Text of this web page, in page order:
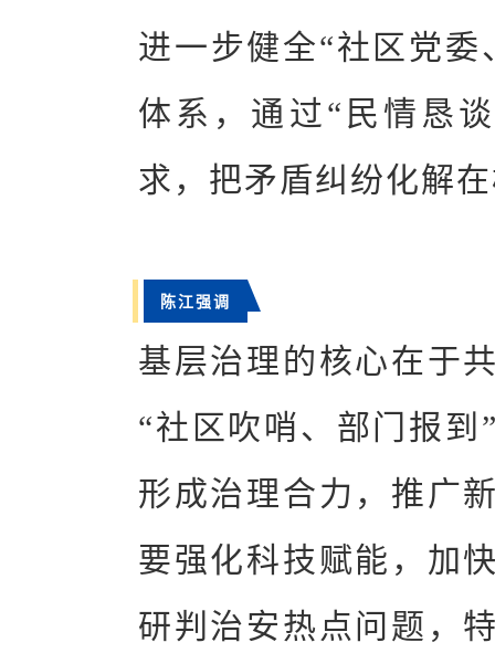
进一步健全“社区党
体系，通过“民情恳
求，把矛盾纠纷化解
陈江强调
基层治理的核心在于
“社区吹哨、部门报
形成治理合力，推广
要强化科技赋能，加
研判治安热点问题，